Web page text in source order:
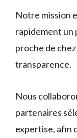
Notre mission
rapidement un
proche de
transparence.
Nous
partenaires
expertise, afin